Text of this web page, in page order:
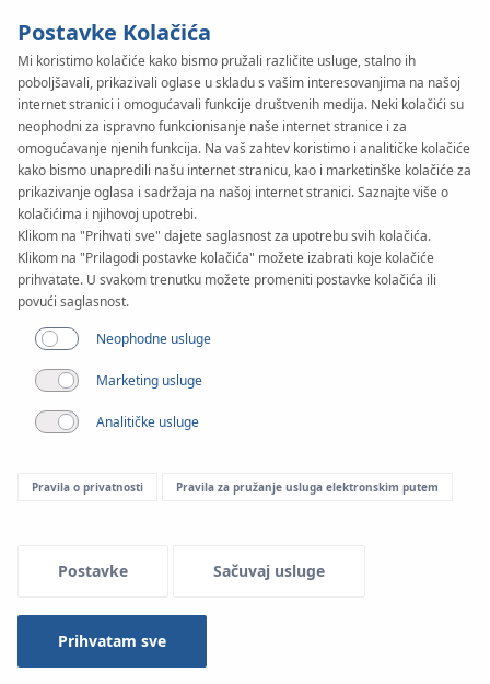
SYSTEMKAN-therm
NET
Postavke Kolačića
Mi koristimo kolačiće kako bismo pružali različite usluge, stalno ih
poboljšavali, prikazivali oglase u skladu s vašim interesovanjima na našoj
internet stranici i omogućavali funkcije društvenih medija. Neki kolačići su
neophodni za ispravno funkcionisanje naše internet stranice i za
omogućavanje njenih funkcija. Na vaš zahtev koristimo i analitičke kolačiće
kako bismo unapredili našu internet stranicu, kao i marketinške kolačiće za
prikazivanje oglasa i sadržaja na našoj internet stranici. Saznajte više o
kolačićima i njihovoj upotrebi.
Klikom na "Prihvati sve" dajete saglasnost za upotrebu svih kolačića.
Klikom na "Prilagodi postavke kolačića" možete izabrati koje kolačiće
prihvatate. U svakom trenutku možete promeniti postavke kolačića ili
povući saglasnost.
Neophodne usluge
Marketing usluge
Analitičke usluge
Pravila o privatnosti Pravila za pružanje usluga elektronskim putem
Postavke Sačuvaj usluge
Prihvatam sve